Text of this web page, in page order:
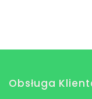
Linki w
Obsługa